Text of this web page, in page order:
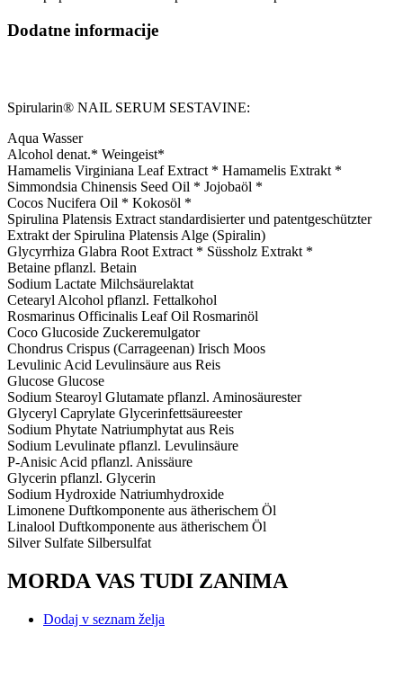
Dodatne informacije
Spirularin® NAIL SERUM SESTAVINE:
Aqua Wasser
Alcohol denat.* Weingeist*
Hamamelis Virginiana Leaf Extract * Hamamelis Extrakt *
Simmondsia Chinensis Seed Oil * Jojobaöl *
Cocos Nucifera Oil * Kokosöl *
Spirulina Platensis Extract standardisierter und patentgeschützter
Extrakt der Spirulina Platensis Alge (Spiralin)
Glycyrrhiza Glabra Root Extract * Süssholz Extrakt *
Betaine pflanzl. Betain
Sodium Lactate Milchsäurelaktat
Cetearyl Alcohol pflanzl. Fettalkohol
Rosmarinus Officinalis Leaf Oil Rosmarinöl
Coco Glucoside Zuckeremulgator
Chondrus Crispus (Carrageenan) Irisch Moos
Levulinic Acid Levulinsäure aus Reis
Glucose Glucose
Sodium Stearoyl Glutamate pflanzl. Aminosäurester
Glyceryl Caprylate Glycerinfettsäureester
Sodium Phytate Natriumphytat aus Reis
Sodium Levulinate pflanzl. Levulinsäure
P-Anisic Acid pflanzl. Anissäure
Glycerin pflanzl. Glycerin
Sodium Hydroxide Natriumhydroxide
Limonene Duftkomponente aus ätherischem Öl
Linalool Duftkomponente aus ätherischem Öl
Silver Sulfate Silbersulfat
MORDA VAS TUDI ZANIMA
Dodaj v seznam želja